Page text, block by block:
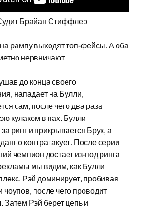
Брайан Стиффлер
рампу выходят топ-фейсы. А оба
нервничают…
до конца своего
нападает на Булли,
сам, после чего два раза
кулаком в пах. Булли
ринг и прикрывается Брук, а
контратакует. После серии
чемпион достает из-под ринга
мы видим, как Булли
Рэй доминирует, пробивая
чоупов, после чего проводит
Затем Рэй берет цепь и